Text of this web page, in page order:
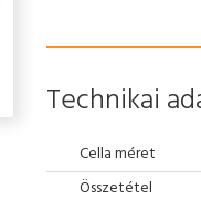
Technikai
Cella méret
Összetétel